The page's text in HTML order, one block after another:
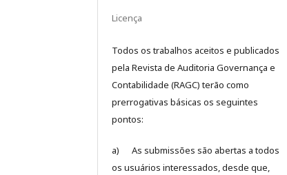
Licença
Todos os trabalhos aceitos e publicados
pela Revista de Auditoria Governança e
Contabilidade (RAGC) terão como
prerrogativas básicas os seguintes
pontos:
a) As submissões são abertas a todos
os usuários interessados, desde que,